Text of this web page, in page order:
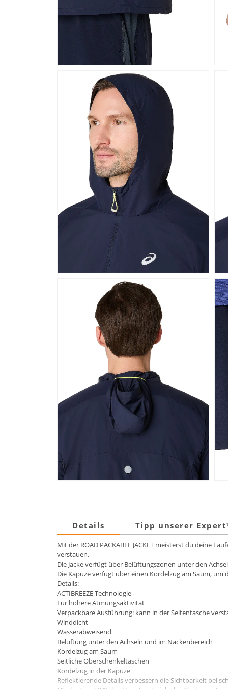
Details Tipp unserer
Mit der ROAD PACKABLE JACKET meisterst du deine
verstauen.
Die Jacke verfügt über Belüftungszonen unter den
Die Kapuze verfügt über einen Kordelzug am Saum,
Details:
ACTIBREEZE Technologie
Für höhere Atmungsaktivität
Verpackbare Ausführung: kann in der Seitentasche
Winddicht
Wasserabweisend
Belüftung unter den Achseln und im Nackenbereich
Kordelzug am Saum
Seitliche Oberschenkeltaschen
Kordelzug in der Kapuze
Reflektierende Details verbessern die Sichtbarkeit bei